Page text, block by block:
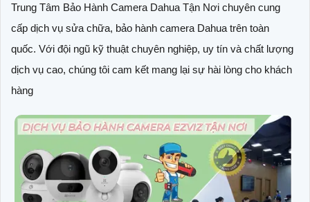
Trung Tâm Bảo Hành Camera Dahua Tận Nơi chuyên cung
cấp dịch vụ sửa chữa, bảo hành camera Dahua trên toàn
quốc. Với đội ngũ kỹ thuật chuyên nghiệp, uy tín và chất lượng
dịch vụ cao, chúng tôi cam kết mang lại sự hài lòng cho khách
hàng